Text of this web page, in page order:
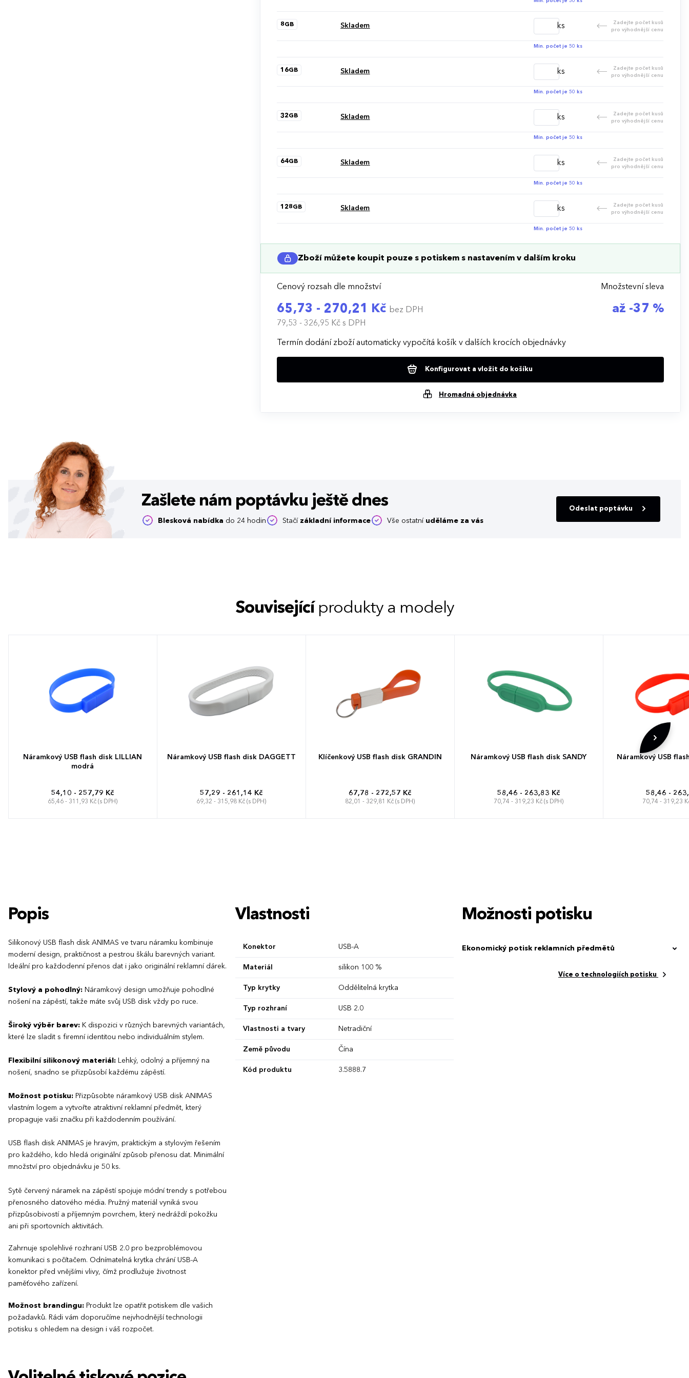
8GB Skladem ks
Zadejte počet kusů
pro výhodnější cenu
Min. počet je 50 ks
16GB Skladem ks
Zadejte počet kusů
pro výhodnější cenu
Min. počet je 50 ks
32GB Skladem ks
Zadejte počet kusů
pro výhodnější cenu
Min. počet je 50 ks
64GB Skladem ks
Zadejte počet kusů
pro výhodnější cenu
Min. počet je 50 ks
128GB Skladem ks
Zadejte počet kusů
pro výhodnější cenu
Min. počet je 50 ks
Zboží můžete koupit pouze s potiskem s nastavením v dalším kroku
Cenový rozsah dle množství
65,73 - 270,21 Kč bez DPH
79,53 - 326,95 Kčs DPH
Množstevní sleva
až -37 %
Termín dodání zboží automaticky vypočítá košík v dalších krocích objednávky
Konfigurovat a vložit do košíku
Hromadná objednávka
Zašlete nám poptávku ještě dnes
Blesková nabídka do 24 hodin Stačí základní informace Vše ostatní uděláme za vás
Odeslat poptávku
Související produkty a modely
Náramkový USB flash disk LILLIAN
modrá
54,10 - 257,79 Kč
65,46 - 311,93 Kč (s DPH)
Náramkový USB flash disk DAGGETT
57,29 - 261,14 Kč
69,32 - 315,98 Kč (s DPH)
Klíčenkový USB flash disk GRANDIN
67,78 - 272,57 Kč
82,01 - 329,81 Kč (s DPH)
Náramkový USB flash disk SANDY
58,46 - 263,83 Kč
70,74 - 319,23 Kč (s DPH)
Náramkový USB
58,46 -
70,74 - 319,23
Popis
Silikonový USB flash disk ANIMAS ve tvaru náramku kombinuje
moderní design, praktičnost a pestrou škálu barevných variant.
Ideální pro každodenní přenos dat i jako originální reklamní dárek.
Stylový a pohodlný: Náramkový design umožňuje pohodlné
nošení na zápěstí, takže máte svůj USB disk vždy po ruce.
Široký výběr barev: K dispozici v různých barevných variantách,
které lze sladit s firemní identitou nebo individuálním stylem.
Flexibilní silikonový materiál: Lehký, odolný a příjemný na
nošení, snadno se přizpůsobí každému zápěstí.
Možnost potisku: Přizpůsobte náramkový USB disk ANIMAS
vlastním logem a vytvořte atraktivní reklamní předmět, který
propaguje vaši značku při každodenním používání.
USB flash disk ANIMAS je hravým, praktickým a stylovým řešením
pro každého, kdo hledá originální způsob přenosu dat. Minimální
množství pro objednávku je 50 ks.
Sytě červený náramek na zápěstí spojuje módní trendy s potřebou
přenosného datového média. Pružný materiál vyniká svou
přizpůsobivostí a příjemným povrchem, který nedráždí pokožku
ani při sportovních aktivitách.
Zahrnuje spolehlivé rozhraní USB 2.0 pro bezproblémovou
komunikaci s počítačem. Odnímatelná krytka chrání USB-A
konektor před vnějšími vlivy, čímž prodlužuje životnost
paměťového zařízení.
Možnost brandingu: Produkt lze opatřit potiskem dle vašich
požadavků. Rádi vám doporučíme nejvhodnější technologii
potisku s ohledem na design i váš rozpočet.
Vlastnosti
Konektor USB-A
Materiál silikon 100 %
Typ krytky Oddělitelná krytka
Typ rozhraní USB 2.0
Vlastnosti a tvary Netradiční
Země původu Čína
Kód produktu 3.5888.7
Možnosti potisku
Ekonomický potisk reklamních předmětů
Více o technologiích potisku